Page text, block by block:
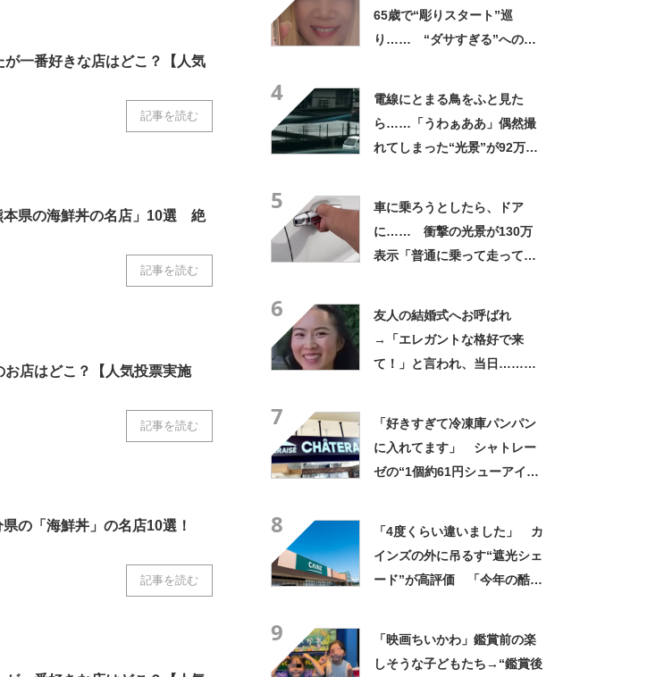
一番好きな店はどこ？【人気
記事を読む
県の海鮮丼の名店」10選 絶
記事を読む
店はどこ？【人気投票実施
記事を読む
の「海鮮丼」の名店10選！
記事を読む
65歳で“彫りスタート”巡
り…… “ダサすぎる”への持
4
電線にとまる鳥をふと見た
ら……「うわぁああ」偶然撮
れてしまった“光景”が92万再
5
車に乗ろうとしたら、ドア
に…… 衝撃の光景が130万
表示「普通に乗って走ってた
6
友人の結婚式へお呼ばれ
→「エレガントな格好で来
て！」と言われ、当日……ま
7
「好きすぎて冷凍庫パンパン
に入れてます」 シャトレー
ゼの“1個約61円シューアイ
8
「4度くらい違いました」 カ
インズの外に吊るす“遮光シェ
ード”が高評価 「今年の酷暑
9
「映画ちいかわ」鑑賞前の楽
しそうな子どもたち→“鑑賞後